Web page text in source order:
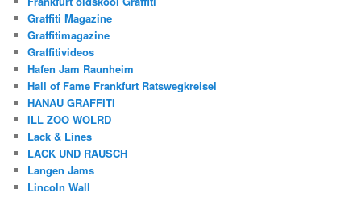
Graffiti Magazine
Graffitimagazine
Graffitivideos
Hafen Jam Raunheim
Hall of Fame Frankfurt Ratswegkreisel
HANAU GRAFFITI
ILL ZOO WOLRD
Lack & Lines
LACK UND RAUSCH
Langen Jams
Lincoln Wall